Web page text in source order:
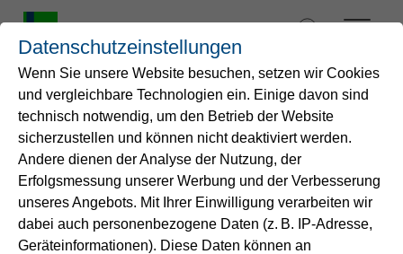
springen
Startseite
Wasser
Service
Datenschutzeinstellungen
Wenn Sie unsere Website besuchen, setzen wir Cookies
und vergleichbare Technologien ein. Einige davon sind
technisch notwendig, um den Betrieb der Website
sicherzustellen und können nicht deaktiviert werden.
Andere dienen der Analyse der Nutzung, der
Erfolgsmessung unserer Werbung und der Verbesserung
unseres Angebots. Mit Ihrer Einwilligung verarbeiten wir
dabei auch personenbezogene Daten (z. B. IP-Adresse,
Geräteinformationen). Diese Daten können an